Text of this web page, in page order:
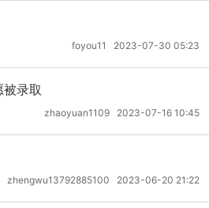
foyou11 2023-07-30 05:23
录取
zhaoyuan1109 2023-07-16 10:45
zhengwu13792885100 2023-06-20 21:22